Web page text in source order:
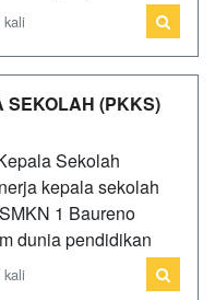
SEKOLAH (PKKS)
Sekolah
kepala sekolah
1 Baureno
dunia pendidikan